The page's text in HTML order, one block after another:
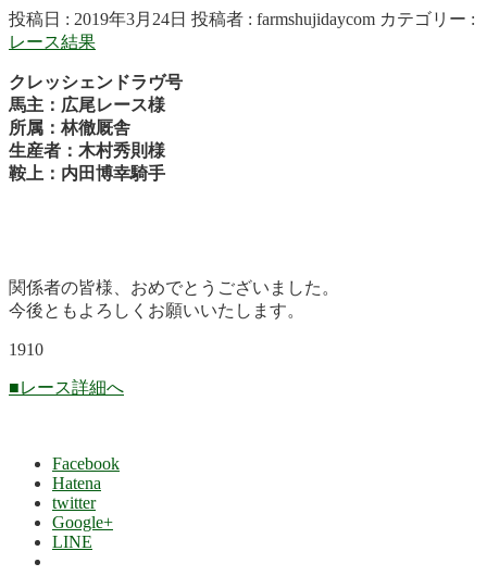
投稿日 : 2019年3月24日 投稿者 : farmshujidaycom カテゴリー :
レース結果
クレッシェンドラヴ号
馬主：広尾レース様
所属：林徹厩舎
生産者：木村秀則様
鞍上：内田博幸騎手
関係者の皆様、おめでとうございました。
今後ともよろしくお願いいたします。
1910
■レース詳細へ
Facebook
Hatena
twitter
Google+
LINE